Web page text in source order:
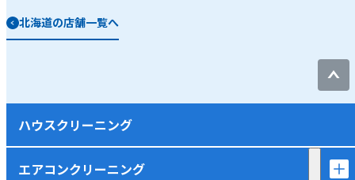
北海道の店舗一覧へ
ハウスクリーニング
エアコンクリーニング